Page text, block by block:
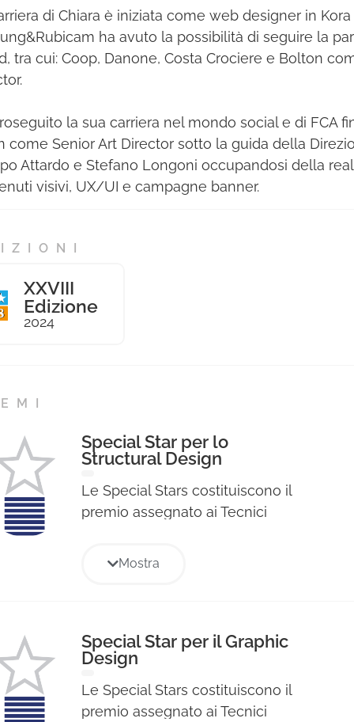
di Chiara è iniziata come web designer in
ha avuto la possibilità di seguire la
tra cui: Coop, Danone, Costa Crociere e Bolton
la sua carriera nel mondo social e di FCA
come Senior Art Director sotto la guida della
Attardo e Stefano Longoni occupandosi della
visivi, UX/UI e campagne banner.
XXVIII
Edizione
2024
Special Star per lo
Structural Design
Le Special Stars costituiscono il
premio assegnato ai Tecnici
di specializzazione professionale
punteggio nelle votazioni
tecniche di ogni Giuria. Il
riconoscimento consiste in un
diploma cartaceo e alla
Mostra
Special Star per il Graphic
Design
Le Special Stars costituiscono il
premio assegnato ai Tecnici